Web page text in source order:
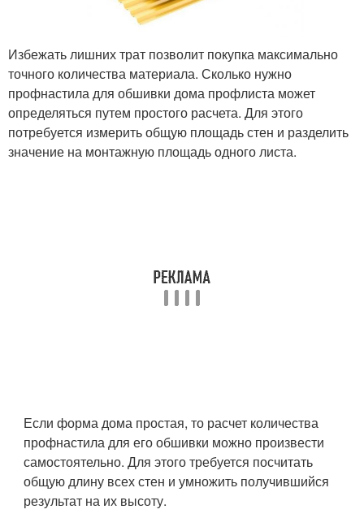
Избежать лишних трат позволит покупка максимально
точного количества материала. Сколько нужно
профнастила для обшивки дома профлиста может
определяться путем простого расчета. Для этого
потребуется измерить общую площадь стен и разделить
значение на монтажную площадь одного листа.
Если форма дома простая, то расчет количества
профнастила для его обшивки можно произвести
самостоятельно. Для этого требуется посчитать
общую длину всех стен и умножить получившийся
результат на их высоту.